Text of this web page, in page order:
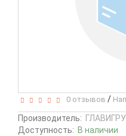
0 отзывов /
Производитель:
Доступность: В наличии